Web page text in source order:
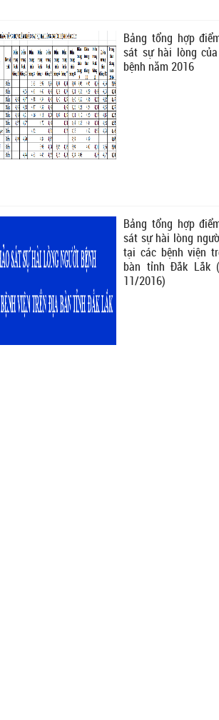
Bảng tổng hợp
sát sự hài lòng
bệnh năm 2016
Bảng tổng hợp
sát sự hài lòng
tại các bệnh viện
bàn tỉnh Đắk Lắk
11/2016)